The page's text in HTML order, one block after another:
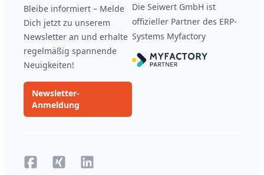
Bleibe informiert – Melde
Dich jetzt zu unserem
Newsletter an und erhalte
regelmäßig spannende
Neuigkeiten!
Newsletter-
Anmeldung
Die Seiwert GmbH ist
offizieller Partner des ERP-
Systems Myfactory
Facebook
Xing Xing